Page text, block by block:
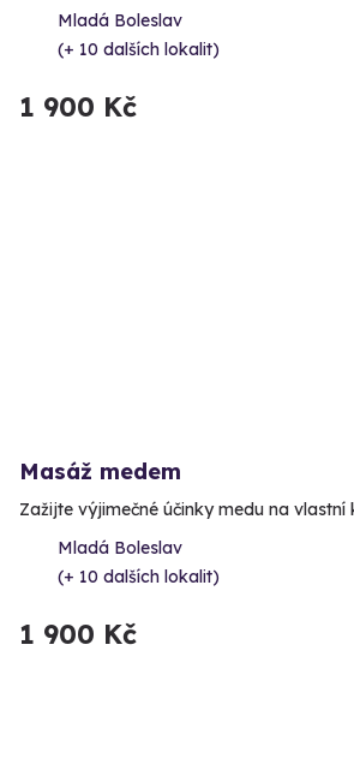
Mladá Boleslav
(+ 10 dalších lokalit)
1 900 Kč
Masáž medem
Zažijte výjimečné účinky medu na vlastní
Mladá Boleslav
(+ 10 dalších lokalit)
1 900 Kč